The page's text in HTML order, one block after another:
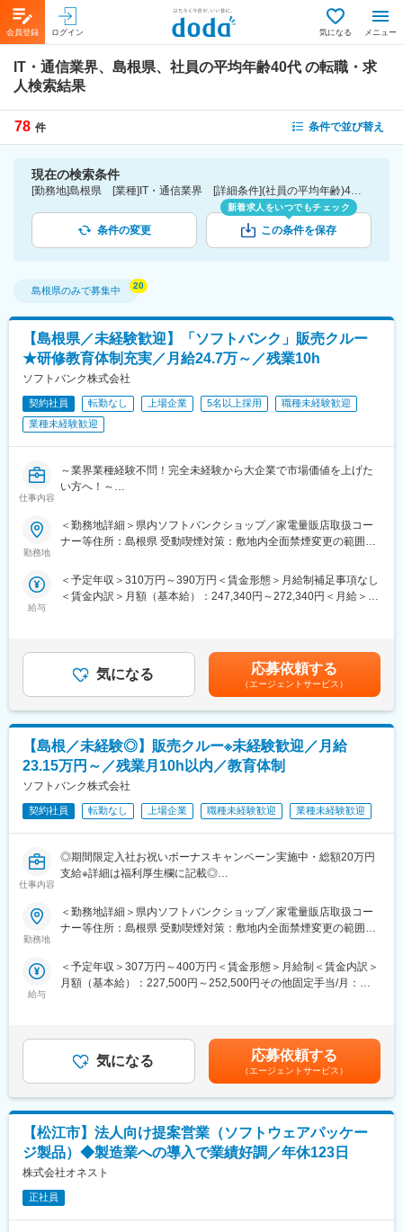
会員登録 ログイン 気になる メニュー
IT・通信業界、島根県、社員の平均年齢40代 の転職・求
人検索結果
78 件 条件で並び替え
現在の検索条件
[勤務地]島根県 [業種]IT・通信業界 [詳細条件](社員の平均年齢)40代
条件の変更
新着求人をいつでもチェック
この条件を保存
島根県のみで募集中
【島根県／未経験歓迎】「ソフトバンク」販売クルー
★研修教育体制充実／月給24.7万～／残業10h
ソフトバンク株式会社
契約社員 転勤なし 上場企業 5名以上採用
職種未経験歓迎
業種未経験歓迎
仕事内容
～業界業種経験不問！完全未経験から大企業で市場価値を上げた
い方へ！～
●研修充実で完全未経験でも安心！入社後や配属後等様々な研修を
ご用意
●平均残業10h／年休123日／年間100名以上の正社員化実績有の
登用制度完備／東証プライム上場
て、携帯電話を中心とした商材・各サービスの提案等を担当頂き
ます。
■業務詳細
・接客業務
・販促ツール作成（例：POP作成）
・店頭キャンペーン企画
・セールス向上に向けた各種プロモーション
■入社後の流れ／研修
や商材知識、店頭での立ち振る舞い等、実務に基づいた丁寧な指
導のもと、基礎的な内容から学んでいただきます。
形式のフォローアップ(OJT)研修や先輩社員とのロールプレイン
グ、eラーニング研修等を通して、着実に成長できる環境をご用意
■キャリアパス
まず1人前の接客技術を身に着けていただき、徐々に後輩指導やリ
ジョブポスティング制度を活用して営業企画やマーケティング、
グループ企業でご活躍いただく等、多岐にわたるキャリアアップ
が目指せます。
■正社員登用制度
半年に1回（年2回）受験いただくことができ、
全国で年間100名以上の方が正社員化されております。
■目標設定
勤務地
＜勤務地詳細＞県内ソフトバンクショップ／家電量販店取扱コー
ナー等住所：島根県 受動喫煙対策：敷地内全面禁煙変更の範囲：
給与
＜予定年収＞310万円～390万円＜賃金形態＞月給制補足事項なし
＜賃金内訳＞月額（基本給）：247,340円～272,340円＜月給＞
月給(月額)は固定手当を含めた表記です。
気になる 応募依頼する
（エージェントサービス）
【島根／未経験◎】販売クルー※未経験歓迎／月給
23.15万円～／残業月10h以内／教育体制
ソフトバンク株式会社
契約社員 転勤なし 上場企業 職種未経験歓迎 業種未経験歓迎
仕事内容
◎期間限定入社お祝いボーナスキャンペーン実施中・総額20万円
支給※詳細は福利厚生欄に記載◎
る充実した研修制度完備／平均残業月10h以内／年間休日123日／
正社員登用制度（年間100名以上の正社員化実績）があり、総合
■業務内容
家電量販店、モール型店舗内のソフトバンク取扱いコーナーに
店頭で使う販促ツール作成や、店頭キャンペーン企画などに積極
的に携わって頂きます。また、接客業務だけでなく、店頭で使用
する販促ツールやPOP作成、キャンペーン企画などセールス向上
の為の各種プロモーションをお任せすることもあります。
■入社後の流れ/キャリアパス
まず店頭での接客からスタートし、後輩指導やリーダー業務もゆ
くゆくお任せ致します。正社員登用後はマネジメントやメンバー
教育など、クルーを統括するなどのステップアップが可能です。
総合職として本部各部署の様々な部門に就くチャンスもありま
勤務地
＜勤務地詳細＞県内ソフトバンクショップ／家電量販店取扱コー
ナー等住所：島根県 受動喫煙対策：敷地内全面禁煙変更の範囲：
給与
＜予定年収＞307万円～400万円＜賃金形態＞月給制＜賃金内訳＞
月額（基本給）：227,500円～252,500円その他固定手当/月：
～400万円販売クルー（販売職正社員）：年収350～800万円スー
パーバイザー（販売職正社員）年収350～690万円エリアマネージ
ャー（総合職正社員）年収400～1,000万円賃金はあくまでも目安
の金額であり、選考を通じて上下する可能性があります。月給(月
額)は固定手当を含めた表記です。
気になる 応募依頼する
（エージェントサービス）
【松江市】法人向け提案営業（ソフトウェアパッケー
ジ製品）◆製造業への導入で業績好調／年休123日
株式会社オネスト
正社員